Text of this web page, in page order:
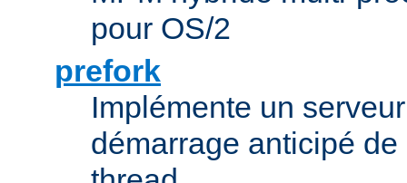
pour OS/2
prefork
Implémente un
démarrage anticipé